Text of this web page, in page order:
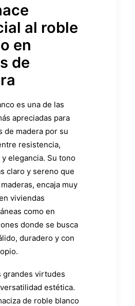
al roble
en
de
es una de las
apreciadas para
de madera por su
resistencia,
elegancia. Su tono
claro y sereno que
encaja muy
viviendas
como en
donde se busca
duradero y con
grandes virtudes
estética.
de roble blanco